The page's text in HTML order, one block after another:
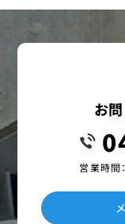
お
営業時間